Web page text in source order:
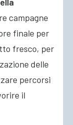
campagne
finale per
fresco, per
delle
percorsi
il